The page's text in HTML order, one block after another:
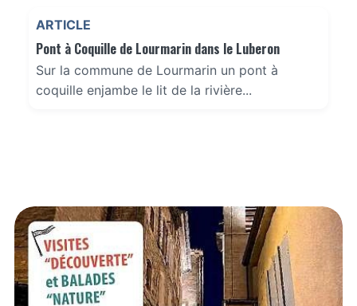
ARTICLE
Pont à Coquille de Lourmarin dans le Luberon
Sur la commune de Lourmarin un pont à
coquille enjambe le lit de la rivière...